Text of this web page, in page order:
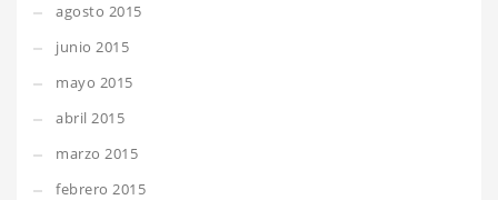
agosto 2015
junio 2015
mayo 2015
abril 2015
marzo 2015
febrero 2015